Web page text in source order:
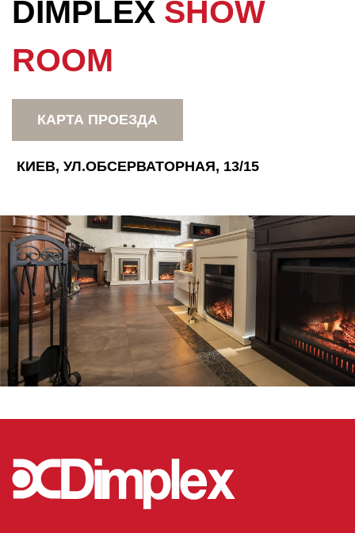
DIMPLEX SHOW
ROOM
КАРТА ПРОЕЗДА
КИЕВ, УЛ.ОБСЕРВАТОРНАЯ, 13/15